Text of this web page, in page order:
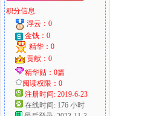
积分信息:
浮云：0
金钱：0
精华：0
贡献：0
精华贴：0篇
阅读权限：0
注册时间: 2019-6-23
在线时间: 176 小时